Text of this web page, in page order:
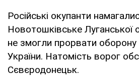
Російські окупанти
Новотошківське Луганської
не змогли прорвати
України. Натомість ворог
Сєвєродонецьк.